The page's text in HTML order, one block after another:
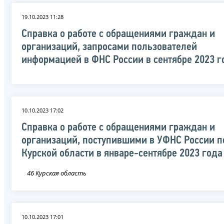
19.10.2023 11:28
Справка о работе с обращениями граждан и
организаций, запросами пользователей
информацией в ФНС России в сентябре 2023
10.10.2023 17:02
Справка о работе с обращениями граждан и
организаций, поступившими в УФНС России
Курской области в январе-сентябре 2023 года
46 Курская область
10.10.2023 17:01